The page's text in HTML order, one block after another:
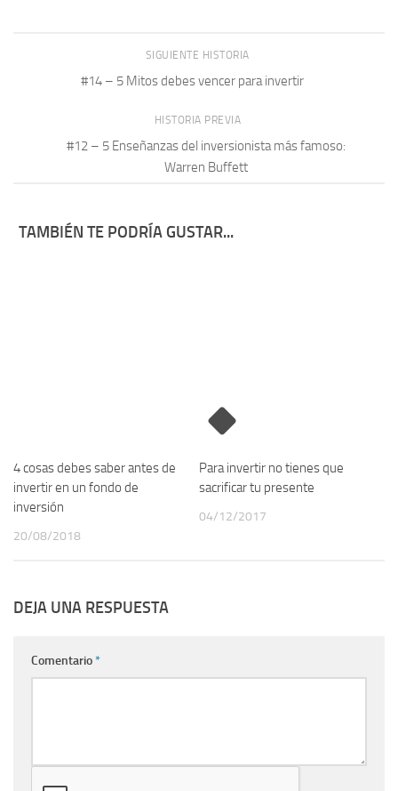
SIGUIENTE HISTORIA
#14 – 5 Mitos debes vencer para invertir
HISTORIA PREVIA
#12 – 5 Enseñanzas del inversionista más famoso:
Warren Buffett
TAMBIÉN TE PODRÍA GUSTAR...
4 cosas debes saber antes de
invertir en un fondo de
inversión
20/08/2018
Para invertir no tienes que
sacrificar tu presente
04/12/2017
DEJA UNA RESPUESTA
Comentario*